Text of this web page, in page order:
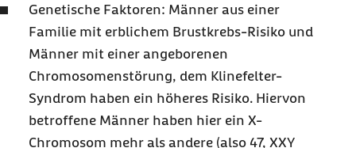
Genetische Faktoren: Männer aus einer
Familie mit erblichem Brustkrebs-Risiko und
Männer mit einer angeborenen
Chromosomenstörung, dem Klinefelter-
Syndrom haben ein höheres Risiko. Hiervon
betroffene Männer haben hier ein X-
Chromosom mehr als andere (also 47, XXY